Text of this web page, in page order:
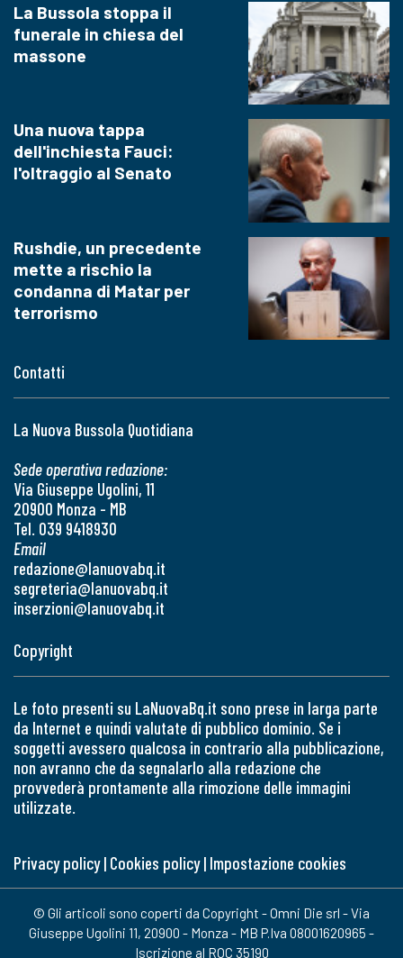
Contatti
La Nuova Bussola Quotidiana
Sede operativa redazione:
Via Giuseppe Ugolini, 11
20900 Monza - MB
Tel. 039 9418930
Email
redazione@lanuovabq.it
segreteria@lanuovabq.it
inserzioni@lanuovabq.it
La Bussola stoppa il
funerale in chiesa del
massone
Una nuova tappa
dell'inchiesta Fauci:
l'oltraggio al Senato
Rushdie, un precedente
mette a rischio la
condanna di Matar per
terrorismo
Copyright
Le foto presenti su LaNuovaBq.it sono prese in larga parte
da Internet e quindi valutate di pubblico dominio. Se i
soggetti avessero qualcosa in contrario alla pubblicazione,
non avranno che da segnalarlo alla redazione che
provvederà prontamente alla rimozione delle immagini
utilizzate.
Privacy policy| Cookies policy| Impostazione cookies
© Gli articoli sono coperti da Copyright - Omni Die srl - Via
Giuseppe Ugolini 11, 20900 - Monza - MB P.Iva 08001620965 -
Iscrizione al ROC 35190